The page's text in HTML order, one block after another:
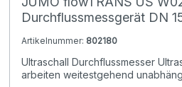
Durchflussmessgerät DN
Artikelnummer: 802180
Ultraschall Durchflussmesser
arbeiten weitestgehend